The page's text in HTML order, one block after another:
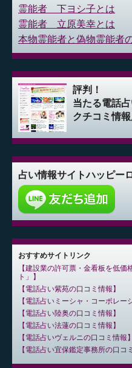
霊能者 下ヨシ子とは
霊能者 立原美幸とは
本物霊能者と偽物霊能者
評判！
当たる電話
クチコミ情
占い情報サイトハッピー
おすすめサイトリンク
建設業の許可票・金看板を低価
ト」
電話占い紫苑の口コミ情報
電話占いミーシャ・コーポレー
電話占い陸奥の口コミ情報
電話占い法蓮の口コミ情報
電話占いヴェルニの口コミ情報
電話占い宜保鑑定事務所の口コ